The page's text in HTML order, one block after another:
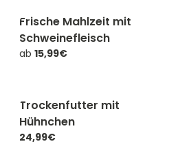
-20% mit CATCHEF20
Frische Mahlzeit mit
Schweinefleisch
ab 15,99€
-20% mit CATCHEF20
Trockenfutter mit
Hühnchen
24,99€